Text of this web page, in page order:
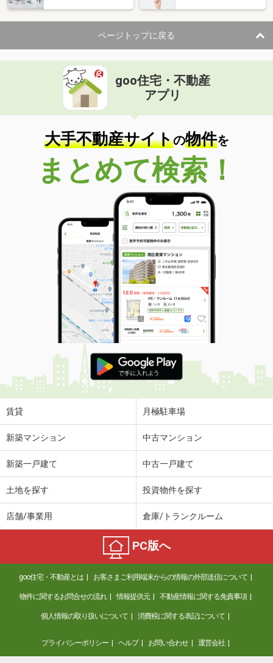
ページトップに戻る
goo住宅・不動産
アプリ
大手不動産サイトの物件を
まとめて検索！
賃貸 月極駐車場
新築マンション 中古マンション
新築一戸建て 中古一戸建て
土地を探す 投資物件を探す
店舗/事業用 倉庫/トランクルーム
PC版へ
goo住宅・不動産とは お客さまご利用端末からの情報の外部送信について
物件に関するお問合せの流れ 情報提供元 不動産情報に関する免責事項
個人情報の取り扱いについて 消費税に関する表記について
プライバシーポリシー ヘルプ お問い合わせ 運営会社